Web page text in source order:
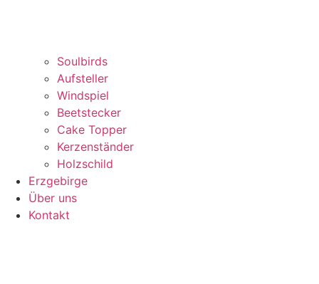
Soulbirds
Aufsteller
Windspiel
Beetstecker
Cake Topper
Kerzenständer
Holzschild
Erzgebirge
Über uns
Kontakt